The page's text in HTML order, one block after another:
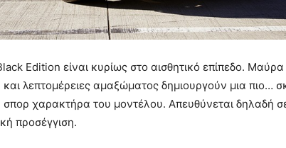
Edition είναι κυρίως στο αισθητικό επίπεδο. Μαύρα
λεπτομέρειες αμαξώματος δημιουργούν μια πιο…
σπορ χαρακτήρα του μοντέλου. Απευθύνεται δηλαδή
προσέγγιση.